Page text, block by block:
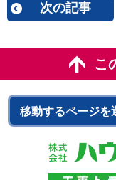
次の記事
こ